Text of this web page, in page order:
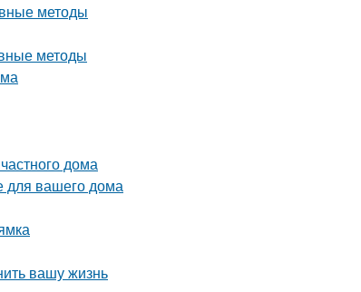
методы
методы
дома
для вашего дома
вашу жизнь